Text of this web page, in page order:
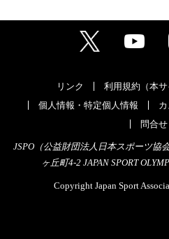
リンク
利用規約（本
個人情報・特定個人情報
問合せ
JSPO（公益財団法人日本スポーツ
ヶ丘町4-2 JAPAN SPORT
Copyright Japan Sport